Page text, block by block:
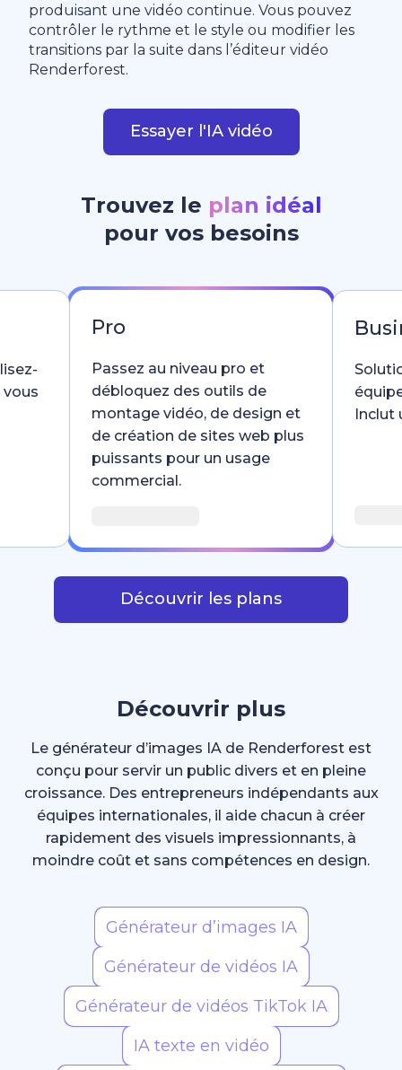
produisant une vidéo continue. Vous pouvez
contrôler le rythme et le style ou modifier les
transitions par la suite dans l’éditeur vidéo
Renderforest.
Essayer l'IA vidéo
Trouvez le plan idéal
pour vos besoins
Pro
Passez au niveau pro et
débloquez des outils de
montage vidéo, de design et
de création de sites web plus
puissants pour un usage
commercial.
Inclut
Découvrir les plans
Découvrir plus
Le générateur d’images IA de Renderforest est
conçu pour servir un public divers et en pleine
croissance. Des entrepreneurs indépendants aux
équipes internationales, il aide chacun à créer
rapidement des visuels impressionnants, à
moindre coût et sans compétences en design.
Générateur d’images IA
Générateur de vidéos IA
Générateur de vidéos TikTok IA
IA texte en vidéo